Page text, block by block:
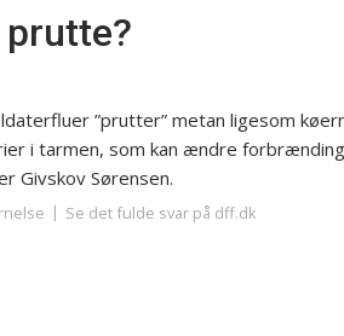
”prutter” metan ligesom
i tarmen, som kan ændre
Givskov Sørensen.
Se det fulde svar på dff.dk